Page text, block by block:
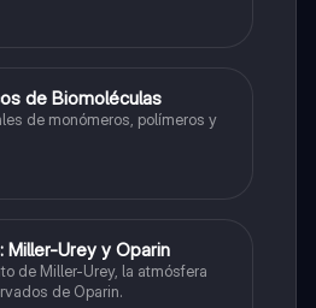
de Biomoléculas
de monómeros, polímeros y
Miller-Urey y Oparin
de Miller-Urey, la atmósfera
de Oparin.